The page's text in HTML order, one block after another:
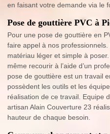
en faisant votre demande via le
Pose de gouttière PVC à
Pour une pose de gouttière en
faire appel à nos
matériau léger et simple à
même recourir à l’aide d’un
pose de gouttière est un travail
possèdent les outils et les
réalisation de ce travail. Equipe
artisan Alain Couverture 23
hauteur de chaque besoin.